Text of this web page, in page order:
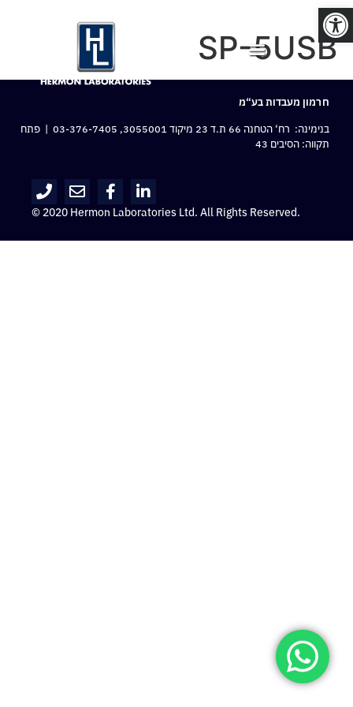
פתח סרגל נגישות
SP-5USB
חרמון מעבדות בע“מ
בנימינה: רח‘ הטחנה 66 ת.ד 23 מיקוד 3055001,
03-376-7405 | פתח
תקווה: הסיבים 43
© 2020 Hermon Laboratories Ltd. All Rights Reserved.